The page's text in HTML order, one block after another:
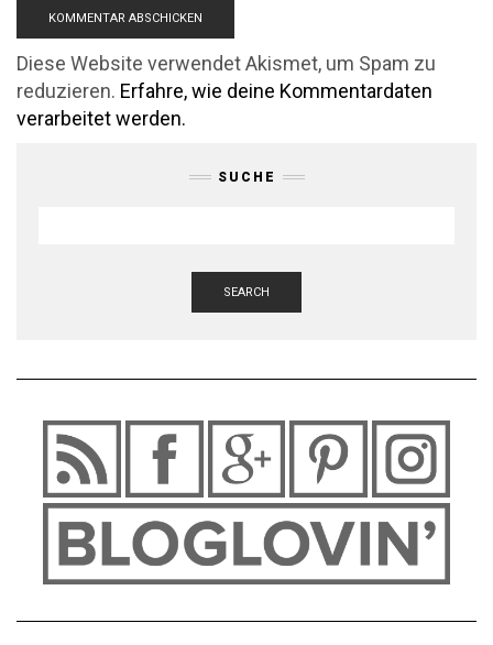
Diese Website verwendet Akismet, um Spam zu
reduzieren. Erfahre, wie deine Kommentardaten
verarbeitet werden.
SUCHE
SEARCH